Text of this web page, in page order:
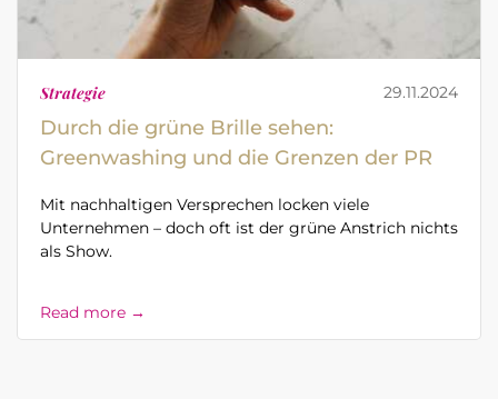
Strategie 29.11.2024
Durch die grüne Brille sehen:
Greenwashing und die Grenzen der PR
Mit nachhaltigen Versprechen locken viele
Unternehmen – doch oft ist der grüne Anstrich nichts
als Show.
Read more →